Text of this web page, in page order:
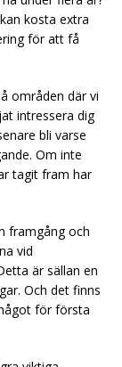
kosta extra
för att få
områden där vi
intressera dig
bli varse
Om inte
tagit fram har
framgång och
vid
är sällan en
Och det finns
för första